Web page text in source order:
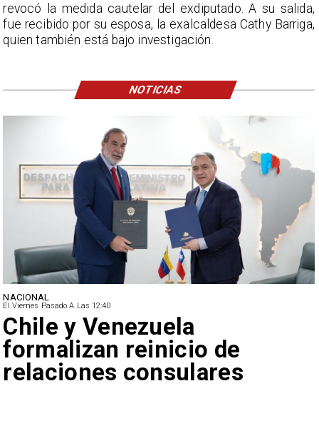
NACIONAL
El Viernes Pasado A Las 12:40
Feriantes rechazan dichos
de Camila Flores sobre
Fabiola Campillai
revocó la medida cautelar del exdiputado. A su salida,
fue recibido por su esposa, la exalcaldesa Cathy Barriga,
quien también está bajo investigación.
NOTICIAS